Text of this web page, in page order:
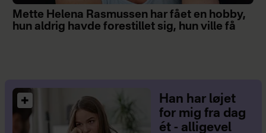
Mette Helena Rasmussen har fået en hobby,
hun aldrig havde forestillet sig, hun ville få
Han har løjet
for mig fra dag
ét - alligevel